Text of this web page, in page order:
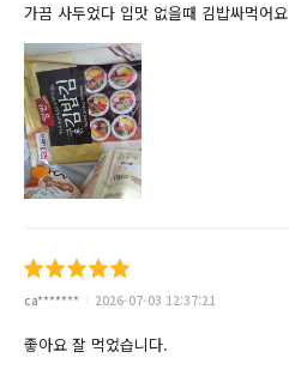
가끔 사두었다 입맛 없을때 김밥싸먹어요
ca******* 2026-07-03 12:37:21
좋아요 잘 먹었습니다.